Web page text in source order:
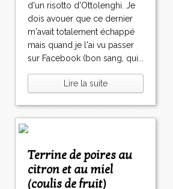
d'un risotto d'Ottolenghi. Je
dois avouer que ce dernier
m'avait totalement échappé
mais quand je l'ai vu passer
sur Facebook (bon sang, qui...
Lire la suite
Terrine de poires au
citron et au miel
(coulis de fruit)